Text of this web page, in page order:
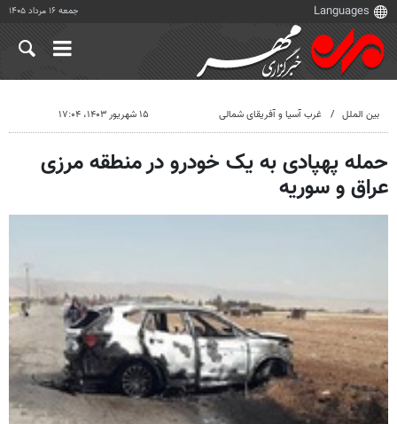
جمعه ۱۶ مرداد ۱۴۰۵
بین الملل غرب آسیا و آفریقای شمالی ۱۵ شهریور ۱۴۰۳، ۱۷:۰۴
حمله پهپادی به یک خودرو در منطقه مرزی
عراق و سوریه